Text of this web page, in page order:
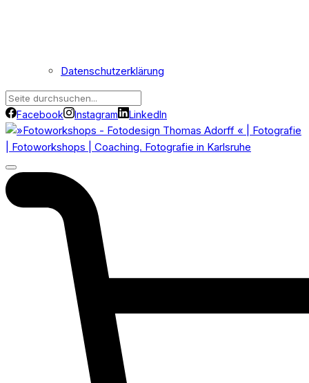
Datenschutzerklärung
Facebook Instagram LinkedIn